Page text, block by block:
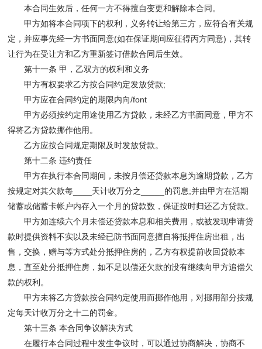
本合同生效后，任何一方不得擅自变更和解除本合同。
甲方如将本合同项下的权利，义务转让给第三方，应符合有关规
定，并应事先经一方书面同意(如在保证期间应征得丙方同意)，其转
让行为在受让方和乙方重新签订借款合同后生效。
第十一条 甲，乙双方的权利和义务
甲方有权要求乙方按合同约定发放贷款;
甲方应在合同约定的期限内向/font
甲方必须按约定用途使用乙方贷款，未经乙方书面同意，甲方不
得将乙方贷款挪作他用。
乙方应按合同规定期限及时发放贷款。
第十二条 违约责任
甲方在执行本合同期间，未按月偿还贷款本息为逾期贷款，乙方
按规定对其欠款每____天计收万分之_____的罚息;并由甲方在活期
储蓄或储蓄卡帐户内存入一个月的贷款数，保证按时归还乙方贷款。
甲方如连续六个月未偿还贷款本息和相关费用，或被发现申请贷
款时提供资料不实以及未经已防书面同意擅自将抵押住房出租，出
售，交换，赠与等方式处分抵押住房的，乙方有权提前收回贷款本
息，直至处分抵押住房，如不足以偿还欠款的没有继续向甲方追偿欠
款的权利。
甲方未将乙方贷款按合同约定使用而挪作他用，对挪用部分按规
定每天计收万分之十二的罚金。
第十三条 本合同争议解决方式
在履行本合同过程中发生争议时，可以通过协商解决，协商不